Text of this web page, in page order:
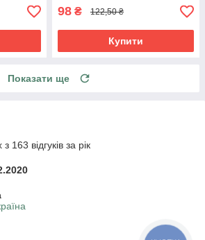
98 ₴ 122,50 ₴
Купити
Показати ще
163 відгуків за рік